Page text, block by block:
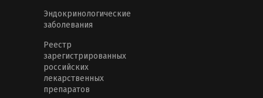
Эндокринологические
заболевания
Реестр
зарегистрированных
российских
лекарственных
препаратов